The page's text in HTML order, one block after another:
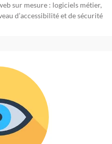
sur mesure : logiciels métier,
d’accessibilité et de sécurité